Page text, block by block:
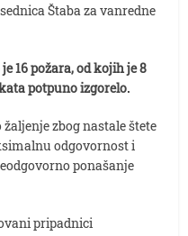
Štaba za vanredne
16 požara, od kojih je 8
potpuno izgorelo.
zbog nastale štete
odgovornost i
ponašanje
pripadnici